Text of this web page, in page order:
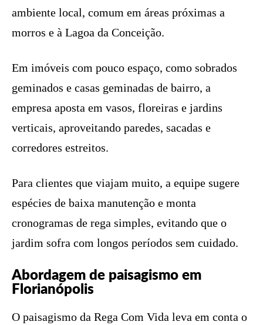
ambiente local, comum em áreas próximas a
morros e à Lagoa da Conceição.
Em imóveis com pouco espaço, como sobrados
geminados e casas geminadas de bairro, a
empresa aposta em vasos, floreiras e jardins
verticais, aproveitando paredes, sacadas e
corredores estreitos.
Para clientes que viajam muito, a equipe sugere
espécies de baixa manutenção e monta
cronogramas de rega simples, evitando que o
jardim sofra com longos períodos sem cuidado.
Abordagem de paisagismo em
Florianópolis
O paisagismo da Rega Com Vida leva em conta o